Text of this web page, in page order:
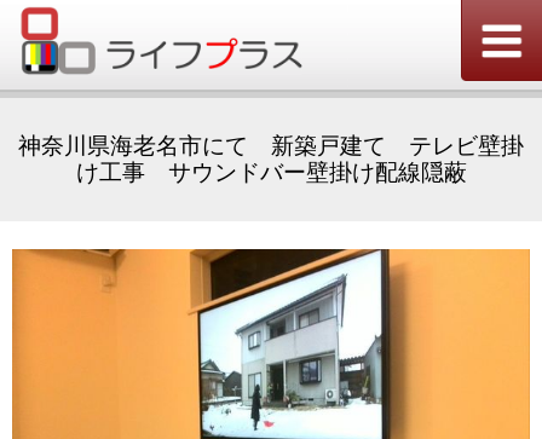
神奈川県海老名市にて 新築戸建て テレビ壁掛
け工事 サウンドバー壁掛け配線隠蔽